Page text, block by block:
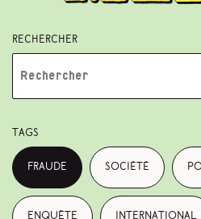
Rechercher
Tags
fraude société
enquête international